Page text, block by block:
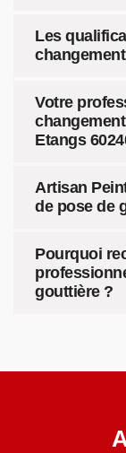
Les
Votre
Etangs
Artisan
de pose de
Pourquoi
gouttière ?